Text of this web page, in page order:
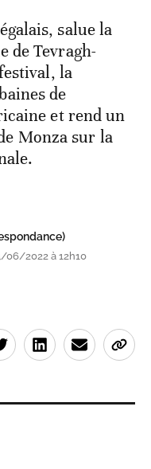
salue la
de Tevragh-
la
de
et rend un
Monza sur la
06/2022 à 12h10